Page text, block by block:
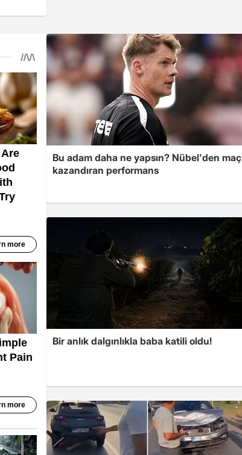
Bu adam daha ne yapsın? Nübel'den maç
kazandıran performans
Bir anlık dalgınlıkla baba katili oldu!